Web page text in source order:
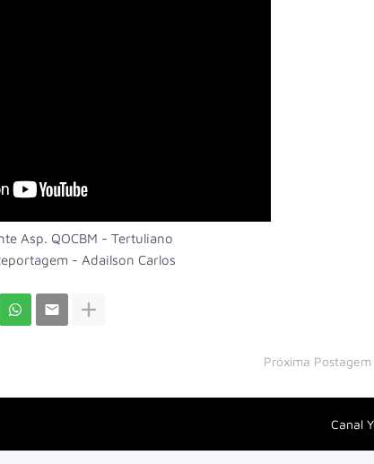
Asp. QOCBM - Tertuliano
- Adailson Carlos
Próxima Postagem
Canal